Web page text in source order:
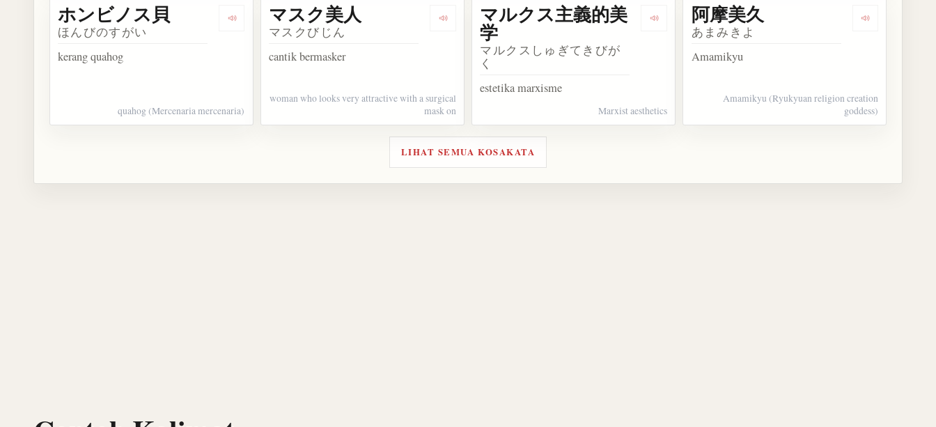
Dengarkan kosakata ホンビノス貝
ホンビノス貝
ほんびのすがい
kerang quahog
quahog (Mercenaria mercenaria)
Dengarkan kosakata マスク美人
マスク美人
マスクびじん
cantik bermasker
woman who looks very attractive with a surgical
mask on
Dengarkan kosakata マルクス主義的美学
マルクス主義的美
学
マルクスしゅぎてきびが
く
estetika marxisme
Marxist aesthetics
Dengarkan
阿摩美久
あまみきよ
Amamikyu
Amamikyu (Ryukyuan religion creation
goddess)
LIHAT SEMUA KOSAKATA